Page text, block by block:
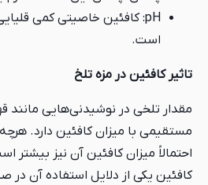
است.
تاثیر کافئین در مزه تلخ
مقدار تلخی در نوشیدنی‌هایی مانند
مستقیمی با میزان کافئین دارد.
احتمالاً میزان کافئین آن نیز بیشتر
کافئین یکی از دلایل استفاده آن در